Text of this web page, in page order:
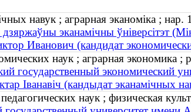
навук ; аграрная эканоміка ; нар.
дзяржаўны эканамічны ўніверсітэт
Иванович (кандидат
наук ; аграрная экономика ;
государственный экономический
Іванавіч (кандыдат эканамічных
наук ; физическая